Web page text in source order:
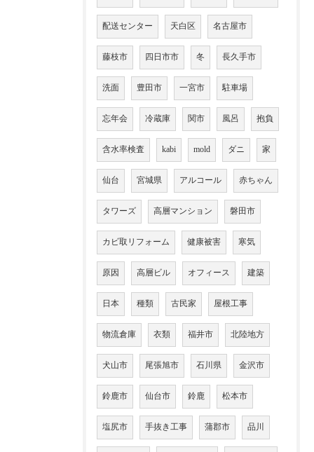
配送センター 天白区 名古屋市
藤枝市 四日市市 冬 長久手市
洗面 豊田市 一宮市 駐車場
忘年会 冷蔵庫 関市 風呂 抱負
含水率検査 kabi mold ダニ 家
仙台 宮城県 アルコール 赤ちゃん
タワーズ 高層マンション 磐田市
カビ取リフォーム 健康被害 寒気
原因 高層ビル オフィース 建築
日本 種類 古民家 屋根工事
物流倉庫 衣類 福井市 北陸地方
犬山市 尾張旭市 石川県 金沢市
鈴鹿市 仙台市 鈴鹿 松本市
塩尻市 手抜き工事 蒲郡市 品川